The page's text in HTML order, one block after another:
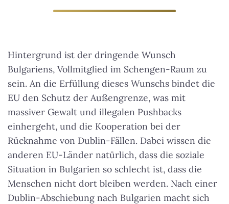
Hintergrund ist der dringende Wunsch
Bulgariens, Vollmitglied im Schengen-Raum zu
sein. An die Erfüllung dieses Wunschs bindet die
EU den Schutz der Außengrenze, was mit
massiver Gewalt und illegalen Pushbacks
einhergeht, und die Kooperation bei der
Rücknahme von Dublin-Fällen. Dabei wissen die
anderen EU-Länder natürlich, dass die soziale
Situation in Bulgarien so schlecht ist, dass die
Menschen nicht dort bleiben werden. Nach einer
Dublin-Abschiebung nach Bulgarien macht sich